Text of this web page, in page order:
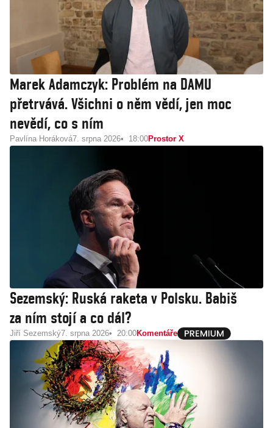
Marek Adamczyk: Problém na DAMU
přetrvává. Všichni o něm vědí, jen moc
nevědí, co s ním
Pavlína Horáková7. srpna 2026 18:00Prostor X
Sezemský: Ruská raketa v Polsku. Babiš
za ním stojí a co dál?
Jiří Sezemský7. srpna 2026 20:00Komentáře